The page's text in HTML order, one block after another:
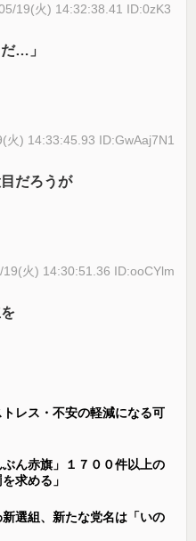
19(火) 14:32:38.41 ID:0zK3
…」
火) 14:33:45.93 ID:GwAaj7N1
だろうが
19(火) 14:30:51.36 ID:ooCYlm
トレス・不安の軽減になる可
ん赤旗」１７００件以上の
求める」
新選組、新たな党名は「いの